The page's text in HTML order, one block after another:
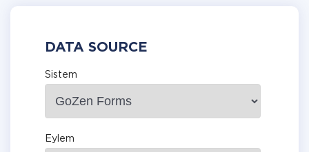
DATA SOURCE
Sistem
Eylem